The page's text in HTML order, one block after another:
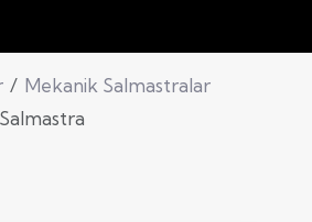
Mekanik Salmastralar